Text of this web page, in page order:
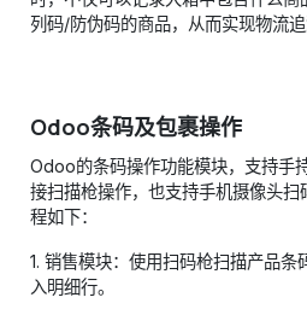
列码/防伪码的商品，从而实现物流追
Odoo条码及包裹操作
Odoo的条码操作功能模块，支持手
接扫描枪操作，也支持手机摄像头
程如下：
1. 销售模块：使用扫码枪扫描产品
入明细行。